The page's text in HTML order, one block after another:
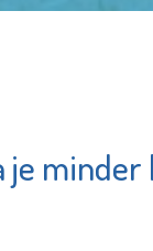
je minder